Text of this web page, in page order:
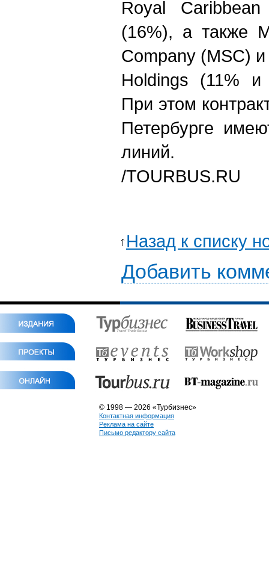
Royal
(16%), а также
Company (MSC)
Holdings (11% и
При этом
Петербурге
линий.
/
Назад к списку
Добавить
© 1998 — 2026 «Турбизнес»
Контактная информация
Реклама на сайте
Письмо редактору сайта